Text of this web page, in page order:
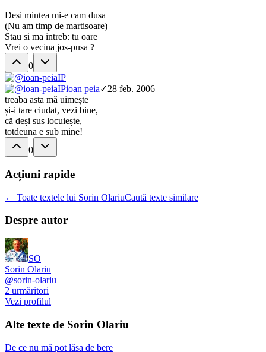
Desi mintea mi-e cam dusa
(Nu am timp de martisoare)
Stau si ma intreb: tu oare
Vrei o vecina jos-pusa ?
0
IP
IPioan peia✓28 feb. 2006
treaba asta mă uimește
și-i tare ciudat, vezi bine,
că deși sus locuiește,
totdeuna e sub mine!
0
Acțiuni rapide
← Toate textele lui Sorin OlariuCaută texte similare
Despre autor
SO
Sorin Olariu
@sorin-olariu
2 urmăritori
Vezi profilul
Alte texte de Sorin Olariu
De ce nu mă pot lăsa de bere